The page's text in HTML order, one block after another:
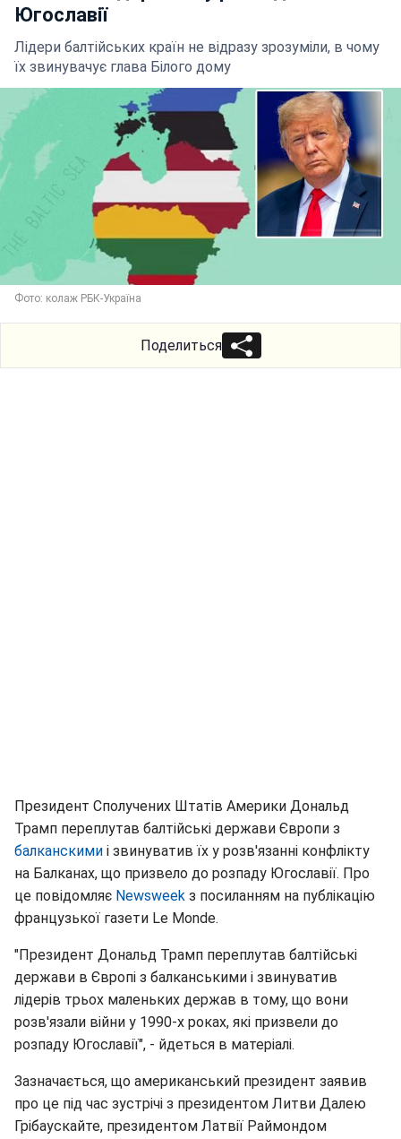
Югославії
Лідери балтійських країн не відразу зрозуміли, в чому
їх звинувачує глава Білого дому
Фото: колаж РБК-Україна
Поделиться
Президент Сполучених Штатів Америки Дональд
Трамп переплутав балтійські держави Європи з
балканскими і звинуватив їх у розв'язанні конфлікту
на Балканах, що призвело до розпаду Югославії. Про
це повідомляє Newsweek з посиланням на публікацію
французької газети Le Monde.
"Президент Дональд Трамп переплутав балтійські
держави в Європі з балканськими і звинуватив
лідерів трьох маленьких держав в тому, що вони
розв'язали війни у 1990-х роках, які призвели до
розпаду Югославії", - йдеться в матеріалі.
Зазначається, що американський президент заявив
про це під час зустрічі з президентом Литви Далею
Грібаускайте, президентом Латвії Раймондом